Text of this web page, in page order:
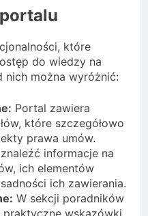
które
do wiedzy na
nich można wyróżnić:
Portal zawiera
które szczegółowo
prawa umów.
informacje na
ich elementów
ich zawierania.
W sekcji poradników